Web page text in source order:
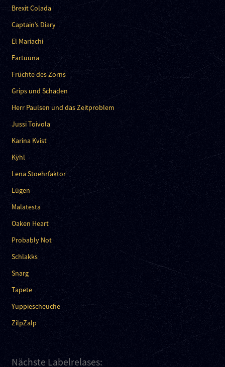
Brexit Colada
Captain’s Diary
El Mariachi
Fartuuna
Früchte des Zorns
Grips und Schaden
Herr Paulsen und das Zeitproblem
Jussi Toivola
Karina Kvist
Kÿhl
Lena Stoehrfaktor
Lügen
Malatesta
Oaken Heart
Probably Not
Schlakks
Snarg
Tapete
Yuppiescheuche
ZilpZalp
Nächste Labelrelases: